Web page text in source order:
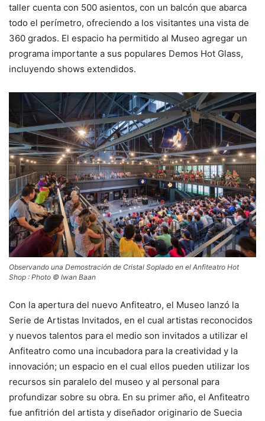
taller cuenta con 500 asientos, con un balcón que abarca
todo el perímetro, ofreciendo a los visitantes una vista de
360 grados. El espacio ha permitido al Museo agregar un
programa importante a sus populares Demos Hot Glass,
incluyendo shows extendidos.
Observando una Demostración de Cristal Soplado en el Anfiteatro Hot
Shop : Photo © Iwan Baan
Con la apertura del nuevo Anfiteatro, el Museo lanzó la
Serie de Artistas Invitados, en el cual artistas reconocidos
y nuevos talentos para el medio son invitados a utilizar el
Anfiteatro como una incubadora para la creatividad y la
innovación; un espacio en el cual ellos pueden utilizar los
recursos sin paralelo del museo y al personal para
profundizar sobre su obra. En su primer año, el Anfiteatro
fue anfitrión del artista y diseñador originario de Suecia